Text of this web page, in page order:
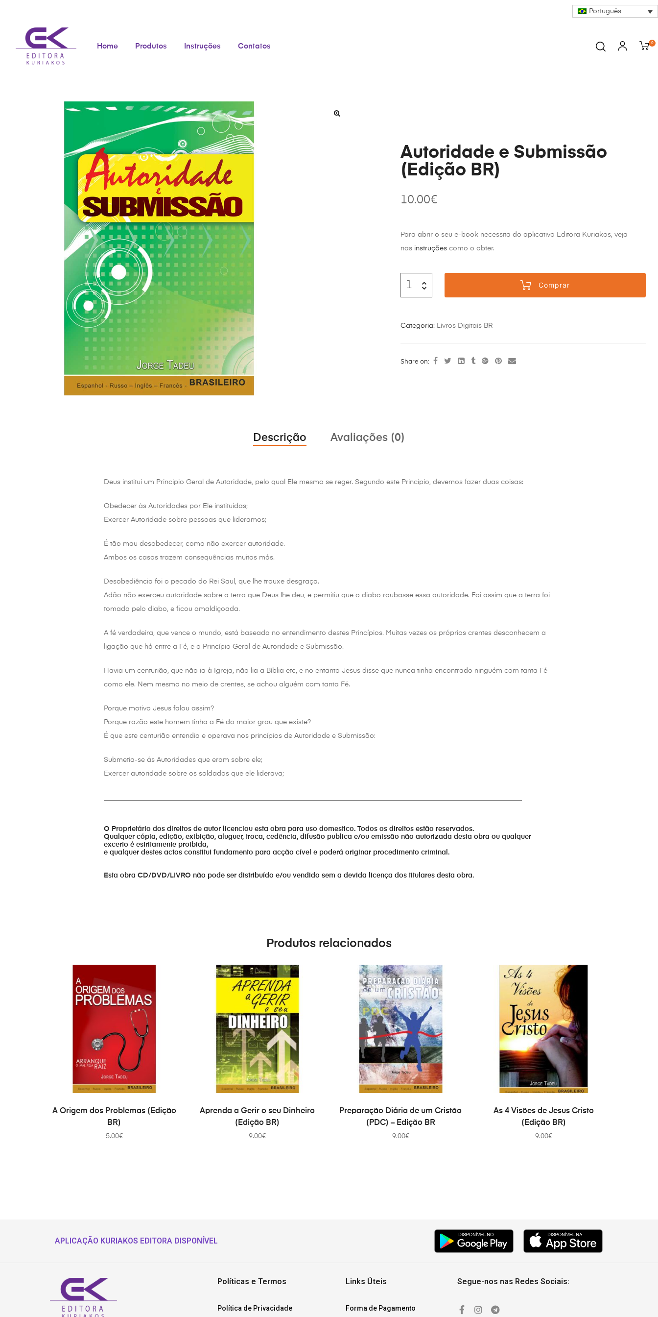
Português
Home Produtos Instruções Contatos 0
Autoridade e Submissão
(Edição BR)
10.00€
Para abrir o seu e-book necessita do aplicativo Editora Kuriakos, veja
nas instruçõescomo o obter.
Comprar
Categoria: Livros Digitais BR
Share on:
Descrição Avaliações (0)
Deus institui um Principio Geral de Autoridade, pelo qual Ele mesmo se reger. Segundo este Princípio, devemos fazer duas coisas:
Obedecer ás Autoridades por Ele instituídas;
Exercer Autoridade sobre pessoas que lideramos;
É tão mau desobedecer, como não exercer autoridade.
Ambos os casos trazem consequências muitos más.
Desobediência foi o pecado do Rei Saul, que lhe trouxe desgraça.
Adão não exerceu autoridade sobre a terra que Deus lhe deu, e permitiu que o diabo roubasse essa autoridade. Foi assim que a terra foi
tomada pelo diabo, e ficou amaldiçoada.
A fé verdadeira, que vence o mundo, está baseada no entendimento destes Princípios. Muitas vezes os próprios crentes desconhecem a
ligação que há entre a Fé, e o Princípio Geral de Autoridade e Submissão.
Havia um centurião, que não ia à Igreja, não lia a Bíblia etc, e no entanto Jesus disse que nunca tinha encontrado ninguém com tanta Fé
como ele. Nem mesmo no meio de crentes, se achou alguém com tanta Fé.
Porque motivo Jesus falou assim?
Porque razão este homem tinha a Fé do maior grau que existe?
É que este centurião entendia e operava nos princípios de Autoridade e Submissão:
Submetia-se ás Autoridades que eram sobre ele;
Exercer autoridade sobre os soldados que ele liderava;
O Proprietário dos direitos de autor licenciou esta obra para uso domestico. Todos os direitos estão reservados.
Qualquer cópia, edição, exibição, aluguer, troca, cedência, difusão publica e/ou emissão não autorizada desta obra ou qualquer
excerto é estritamente proibida,
e qualquer destes actos constitui fundamento para acção cível e poderá originar procedimento criminal.
Esta obra CD/DVD/LIVRO não pode ser distribuído e/ou vendido sem a devida licença dos titulares desta obra.
Produtos relacionados
COMPRAR
A Origem dos Problemas (Edição
BR)
5.00€
COMPRAR
Aprenda a Gerir o seu Dinheiro
(Edição BR)
9.00€
COMPRAR
Preparação Diária de um Cristão
(PDC) – Edição BR
9.00€
COMPRAR
As 4 Visões de Jesus Cristo
(Edição BR)
9.00€
APLICAÇÃO KURIAKOS EDITORA DISPONÍVEL
Políticas e Termos
Política de Privacidade
Links Úteis
Forma de Pagamento
Segue-nos nas Redes Sociais: